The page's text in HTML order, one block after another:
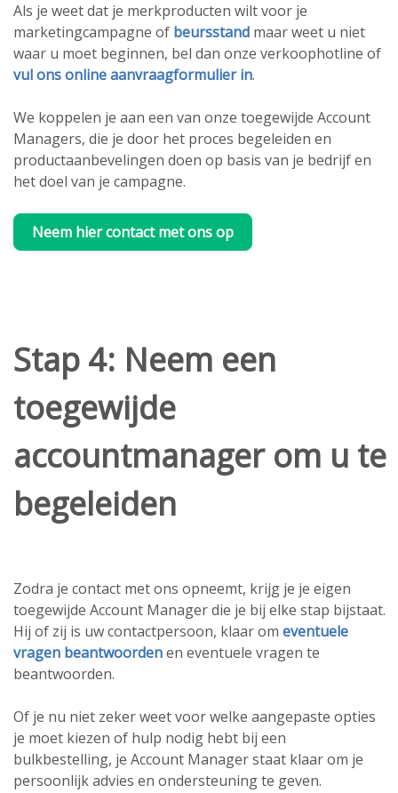
Als je weet dat je merkproducten wilt voor je
marketingcampagne of beursstand maar weet u niet
waar u moet beginnen, bel dan onze verkoophotline of
vul ons online aanvraagformulier in.
We koppelen je aan een van onze toegewijde Account
Managers, die je door het proces begeleiden en
productaanbevelingen doen op basis van je bedrijf en
het doel van je campagne.
Neem hier contact met ons op
Stap 4: Neem een
toegewijde
accountmanager om u te
begeleiden
Zodra je contact met ons opneemt, krijg je je eigen
toegewijde Account Manager die je bij elke stap bijstaat.
Hij of zij is uw contactpersoon, klaar om eventuele
vragen beantwoordenen eventuele vragen te
beantwoorden.
Of je nu niet zeker weet voor welke aangepaste opties
je moet kiezen of hulp nodig hebt bij een
bulkbestelling, je Account Manager staat klaar om je
persoonlijk advies en ondersteuning te geven.